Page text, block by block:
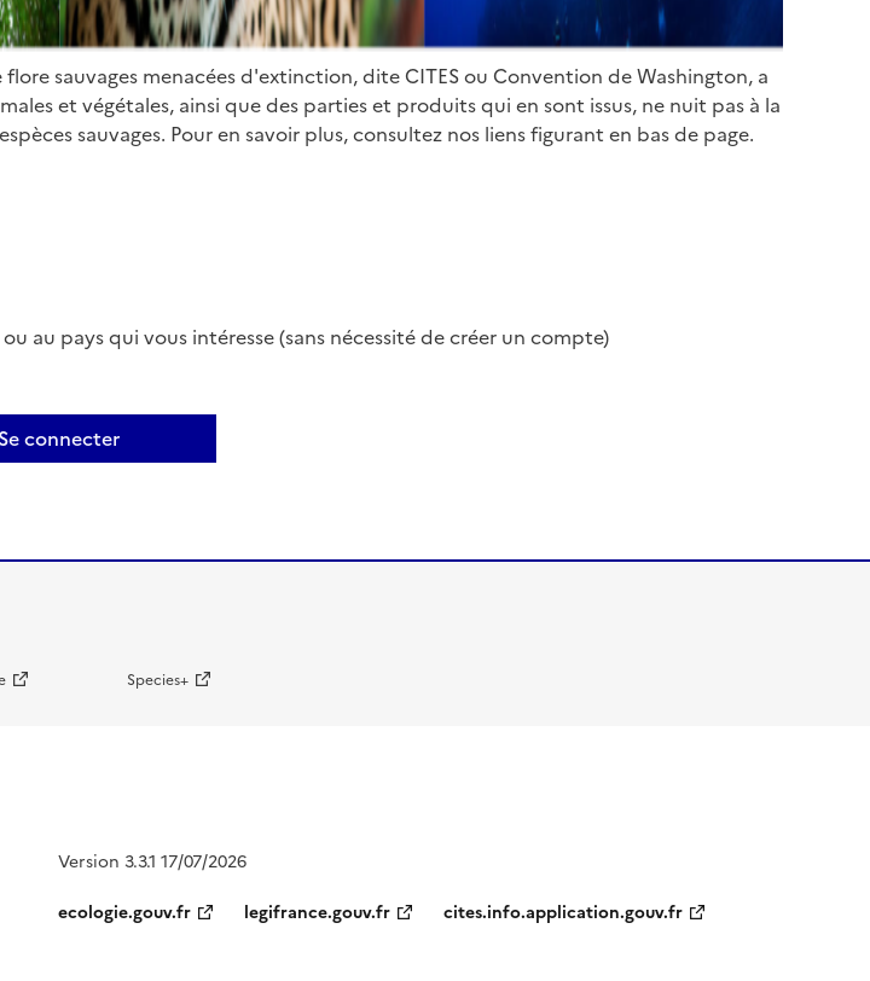
sauvages menacées d'extinction, dite CITES ou Convention de Washington, a
et végétales, ainsi que des parties et produits qui en sont issus, ne nuit pas à la
sauvages. Pour en savoir plus, consultez nos liens figurant en bas de page.
au pays qui vous intéresse (sans nécessité de créer un compte)
Se connecter
Species+
Version 3.3.1 17/07/2026
ecologie.gouv.fr
legifrance.gouv.fr cites.info.application.gouv.fr